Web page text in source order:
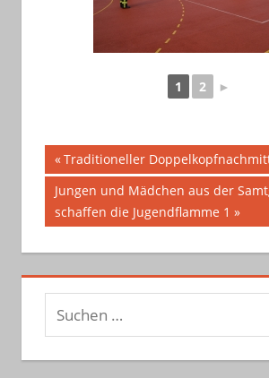
1 2 ►
Vorheriger
Beitrag:
Traditioneller
Nächster
Beitrag:
Jungen und Mädchen aus der
schaffen die Jugendflamme 1
Suchen
nach: